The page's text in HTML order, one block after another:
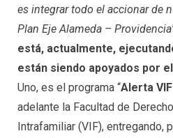
es integrar todo el accionar de
Plan Eje Alameda – Providencia
está, actualmente,
están siendo apoyados por
Uno, es el programa “Alerta VIF
adelante la Facultad de
Intrafamiliar (VIF), entregando,